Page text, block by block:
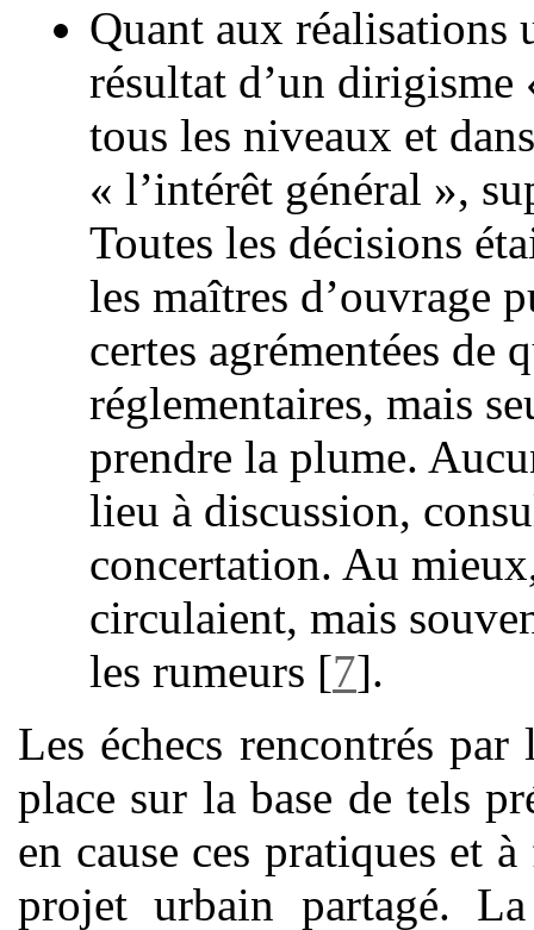
Quant aux réalisations
résultat d’un
tous les niveaux et
« l’intérêt général »,
Toutes les décisions
les maîtres d’ouvrage
certes agrémentées de
réglementaires, mais
prendre la plume.
lieu à discussion,
concertation. Au
circulaient, mais
les rumeurs [7].
Les échecs rencontrés par
place sur la base de tels
en cause ces pratiques et
projet urbain partagé.